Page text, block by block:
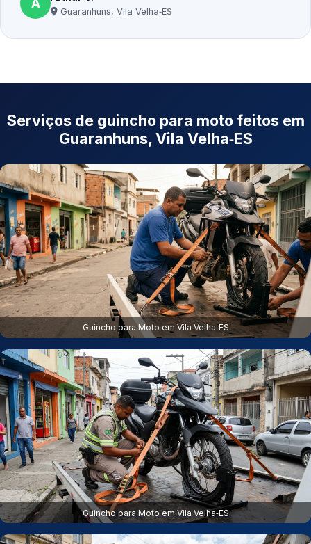
A
Guaranhuns, Vila Velha‑ES
Serviços de guincho para moto feitos em
Guaranhuns, Vila Velha‑ES
Guincho para Moto em Vila Velha‑ES
Guincho para Moto em Vila Velha‑ES